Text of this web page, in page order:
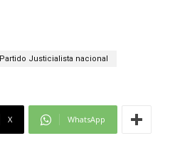
Partido Justicialista nacional
X WhatsApp